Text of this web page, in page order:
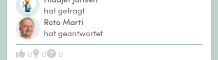
hat gefragt
Reto Marti
hat geantwortet
0
0 0